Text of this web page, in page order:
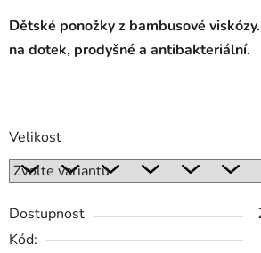
Dětské ponožky z bambusové
na dotek, prodyšné a antibakteriální.
Velikost
Dostupnost
Kód: